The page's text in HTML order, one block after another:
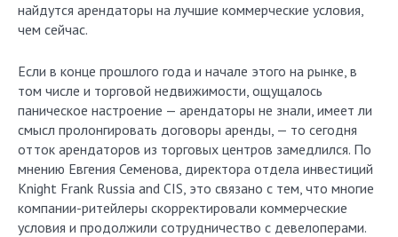
найдутся арендаторы на лучшие коммерческие условия,
чем сейчас.
Если в конце прошлого года и начале этого на рынке, в
том числе и торговой недвижимости, ощущалось
паническое настроение — арендаторы не знали, имеет ли
смысл пролонгировать договоры аренды, — то сегодня
отток арендаторов из торговых центров замедлился. По
мнению Евгения Семенова, директора отдела инвестиций
Knight Frank Russia and CIS, это связано с тем, что многие
компании-ритейлеры скорректировали коммерческие
условия и продолжили сотрудничество с девелоперами.